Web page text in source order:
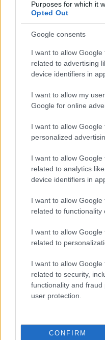
Purposes for which it
Opted Out
Google consents
I want to allow
related to advertising
device identifiers in
I want to allow my
Google for online
I want to allow Google
personalized
I want to allow
related to analytics
device identifiers in
I want to allow
related to functionality
I want to allow
related to
I want to allow
related to security,
functionality and
user protection.
CONFIRM
E-mail cím
Feliratkozom a
LEGFRISSEBB
Országos
Aktuális